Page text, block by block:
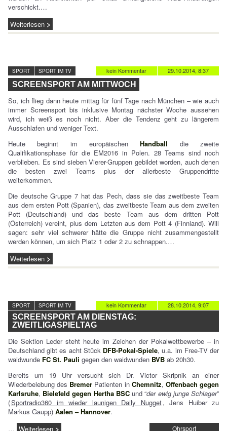
verschickt.…
Weiterlesen
29.10.2014, 8:37
kein Kommentar
SPORT SPORT IM TV
SCREENSPORT AM MITTWOCH
So, ich flieg dann heute mittag für fünf Tage nach München – wie auch
immer Screensport bis inklusive Montag nächster Woche aussehen
wird, ich weiß es noch nicht. Aber die Tendenz geht zu längerem
Ausschlafen und weniger Text.
Heute beginnt im europäischenHandball die zweite
Qualifikationsphase für die EM2016 in Polen. 28 Teams sind noch
verblieben. Es sind sieben Vierer-Gruppen gebildet worden, auch denen
die besten zwei Teams plus der allerbeste Gruppendritte
weiterkommen.
Die deutsche Gruppe 7 hat das Pech, dass sie das zweitbeste Team
aus dem ersten Pott (Spanien), das zweitbeste Team aus dem zweiten
Pott (Deutschland) und das beste Team aus dem dritten Pott
(Österreich) vereint, plus dem Letzten aus dem Pott 4 (Finnland). Will
sagen: sehr viel schwerer hätte die Gruppe nicht zusammengestellt
werden können, um sich Platz 1 oder 2 zu schnappen.…
Weiterlesen
28.10.2014, 9:07
kein Kommentar
SPORT SPORT IM TV
SCREENSPORT AM DIENSTAG:
ZWEITLIGASPIELTAG
Die Sektion Leder steht heute im Zeichen der Pokalwettbewerbe – in
Deutschland gibt es acht Stück DFB-Pokal-Spiele, u.a. im Free-TV der
waidwunde FC St. Pauli gegen den waidwunden BVB ab 20h30.
Bereits um 19 Uhr versucht sich Dr. Victor Skripnik an einer
Wiederbelebung des Bremer Patienten in Chemnitz, Offenbach gegen
Karlsruhe, Bielefeld gegen Hertha BSCund “der ewig junge Schlager”
(Sportradio360 im wieder launigen Daily Nugget, Jens Huiber zu
Markus Gaupp) Aalen – Hannover.
Ohrsport
… Weiterlesen